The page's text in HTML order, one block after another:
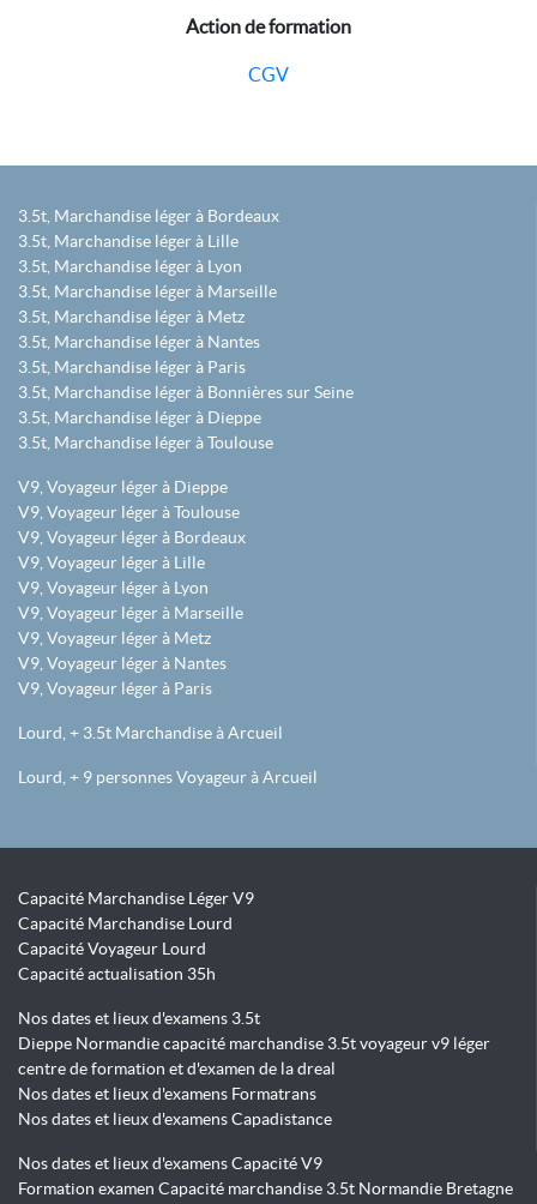
Action de formation
CGV
3.5t, Marchandise léger à Bordeaux
3.5t, Marchandise léger à Lille
3.5t, Marchandise léger à Lyon
3.5t, Marchandise léger à Marseille
3.5t, Marchandise léger à Metz
3.5t, Marchandise léger à Nantes
3.5t, Marchandise léger à Paris
3.5t, Marchandise léger à Bonnières sur Seine
3.5t, Marchandise léger à Dieppe
3.5t, Marchandise léger à Toulouse
V9, Voyageur léger à Dieppe
V9, Voyageur léger à Toulouse
V9, Voyageur léger à Bordeaux
V9, Voyageur léger à Lille
V9, Voyageur léger à Lyon
V9, Voyageur léger à Marseille
V9, Voyageur léger à Metz
V9, Voyageur léger à Nantes
V9, Voyageur léger à Paris
Lourd, + 3.5t Marchandise à Arcueil
Lourd, + 9 personnes Voyageur à Arcueil
Capacité Marchandise Léger V9
Capacité Marchandise Lourd
Capacité Voyageur Lourd
Capacité actualisation 35h
Nos dates et lieux d'examens 3.5t
Dieppe Normandie capacité marchandise 3.5t voyageur v9 léger
centre de formation et d'examen de la dreal
Nos dates et lieux d'examens Formatrans
Nos dates et lieux d'examens Capadistance
Nos dates et lieux d'examens Capacité V9
Formation examen Capacité marchandise 3.5t Normandie Bretagne